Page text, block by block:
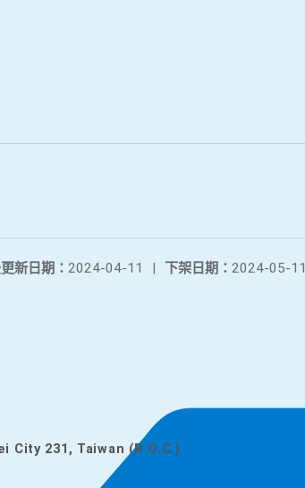
下架日期： 2024-05-11
新日期： 2024-04-11 |
City 231, Taiwan (R.O.C.)